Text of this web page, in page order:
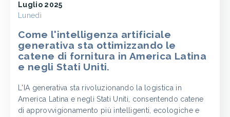
Luglio 2025
Lunedì
Come l'intelligenza artificiale
generativa sta ottimizzando le
catene di fornitura in America Latina
e negli Stati Uniti.
L'IA generativa sta rivoluzionando la logistica in
America Latina e negli Stati Uniti, consentendo catene
di approvvigionamento più intelligenti, ecologiche e